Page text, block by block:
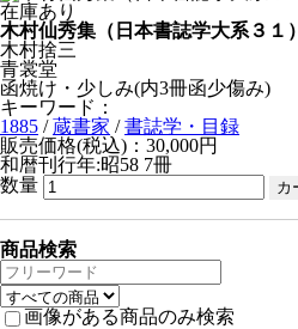
在庫あり
木村仙秀集（日本書誌学大系３１）
木村捨三
青裳堂
函焼け・少しみ(内3冊函少傷み)
キーワード：
1885 /蔵書家 /書誌学・目録
販売価格(税込)：30,000円
和暦刊行年:昭58 7冊
数量
商品検索
画像がある商品のみ検索